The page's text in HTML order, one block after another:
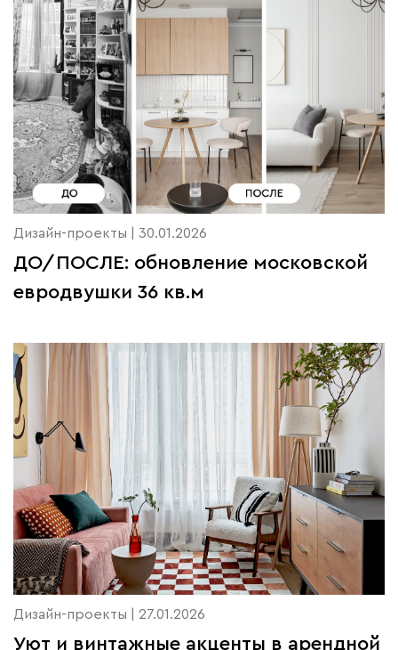
Дизайн-проекты | 30.01.2026
ДО/ПОСЛЕ: обновление московской
евродвушки 36 кв.м
Дизайн-проекты | 27.01.2026
Уют и винтажные акценты в арендной